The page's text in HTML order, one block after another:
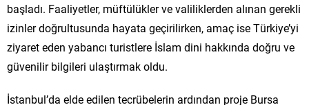
başladı. Faaliyetler, müftülükler ve valiliklerden alınan gerekli
izinler doğrultusunda hayata geçirilirken, amaç ise Türkiye’yi
ziyaret eden yabancı turistlere İslam dini hakkında doğru ve
güvenilir bilgileri ulaştırmak oldu.
İstanbul’da elde edilen tecrübelerin ardından proje Bursa